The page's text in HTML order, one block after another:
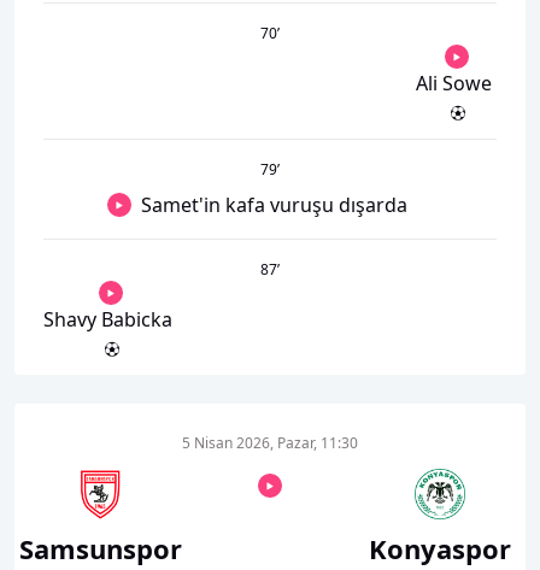
70’
Ali Sowe
79’
Samet'in kafa vuruşu dışarda
87’
Shavy Babicka
Samsunspor
5 Nisan 2026, Pazar, 11:30
Konyaspor